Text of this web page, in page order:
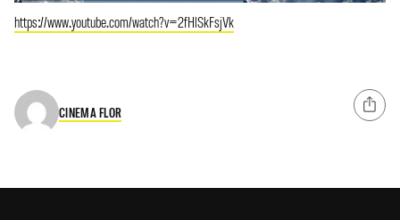
https://www.youtube.com/watch?v=2fHlSkFsjVk
CINEMA FLOR